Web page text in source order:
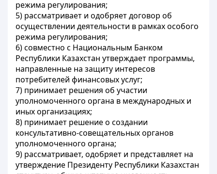
режима регулирования;
5) рассматривает и одобряет договор об
осуществлении деятельности в рамках особого
режима регулирования;
6) совместно с Национальным Банком
Республики Казахстан утверждает программы,
направленные на защиту интересов
потребителей финансовых услуг;
7) принимает решения об участии
уполномоченного органа в международных и
иных организациях;
8) принимает решение о создании
консультативно-совещательных органов
уполномоченного органа;
9) рассматривает, одобряет и представляет на
утверждение Президенту Республики Казахстан